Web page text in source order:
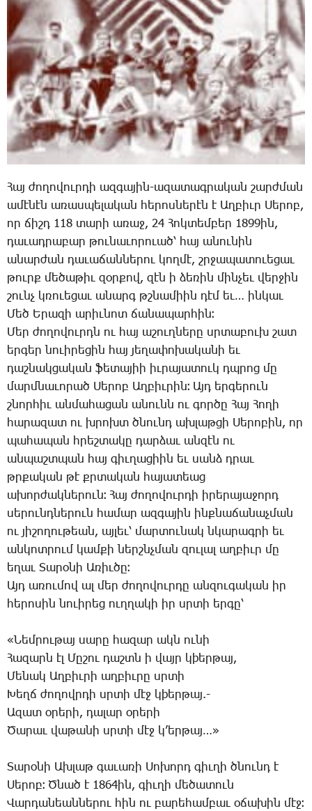
­Հայ ժո­ղո­վուր­դի ազ­գա­յին-ա­զա­տագ­րա­կան շարժ­ման
ա­մէ­նէն ա­ռաս­պե­լա­կան հե­րոս­նե­րէն է Աղ­բիւր ­Սե­րոբ,
որ ճիշդ 118 տա­րի ա­ռաջ, 24 ­Հոկ­տեմ­բեր 1899ին,
դա­ւադ­րա­բար թու­նա­ւո­րո­ւած՝ հայ ա­նու­նին
ա­նար­ժան դա­ւա­ճան­նե­րու կող­մէ, շրջա­պա­տո­ւե­ցաւ
թուրք մե­ծա­թիւ զօր­քով, զէն ի ձե­ռին մին­չեւ վեր­ջին
շունչ կռո­ւե­ցաւ ա­նարգ թշնա­միին դէմ եւ… ին­կաւ
­Մեծ Ե­րա­զի ա­րիւ­նոտ ճա­նա­պար­հին։
­Մեր ժո­ղո­վուրդն ու հայ ա­շուղ­նե­րը սրտա­բուխ շատ
եր­գեր նո­ւի­րե­ցին հայ յե­ղա­փո­խա­կա­նի եւ
դաշ­նակ­ցա­կան ֆե­տա­յիի իւ­րա­յա­տուկ դպրոց մը
մարմ­նա­ւո­րած ­Սե­րոբ Աղ­բիւ­րին։ Այդ եր­գե­րուն
շնոր­հիւ ան­մա­հա­ցան ա­նունն ու գոր­ծը ­Հայ ­Հո­ղի
հա­րա­զատ ու խրոխտ ծնունդ ախ­լաթ­ցի ­Սե­րո­բին, որ
պա­հա­պան հրեշ­տա­կը դար­ձաւ ան­զէն ու
ան­պաշտ­պան հայ գիւ­ղա­ցիին եւ սանձ դրաւ
թրքա­կան թէ քրտա­կան հա­յա­տեաց
ա­խոր­ժակ­նե­րուն։ ­Հայ ժո­ղո­վուր­դի ի­րե­րա­յա­ջորդ
սե­րունդ­նե­րուն հա­մար ազ­գա­յին ինք­նա­ճա­նաչ­ման
ու յի­շո­ղու­թեան, այ­լեւ՝ մար­տու­նակ նկա­րագ­րի եւ
ան­կոտ­րում կամ­քի ներշնչման զու­լալ աղ­բիւր մը
ե­ղաւ ­Տա­րօ­նի Ա­ռիւ­ծը։
Այդ ա­ռու­մով ալ մեր ժո­ղո­վուր­դը ան­զու­գա­կան իր
հե­րո­սին նո­ւի­րեց ուղ­ղա­կի իր սրտի եր­գը՝
«­Նեմ­րու­թայ սա­րը հա­զար ակն ու­նի
­Հա­զարն էլ ­Մը­շու դաշտն ի վայր կ­þեր­թայ,
­Մե­նակ Աղ­բիւ­րի աղ­բիւ­րը սրտի
­Խեղճ ժո­ղովր­դի սրտի մէջ կ­þեր­թայ.-
Ա­զատ օ­րե­րի, դա­լար օ­րե­րի
­Ծա­րաւ վա­թա­նի սրտի մէջ կ­’եր­թայ…»
­Տա­րօ­նի Ախ­լաթ գա­ւա­ռի ­Սո­խորդ գիւ­ղի ծնունդ է
­Սե­րոբ։ Ծ­նած է 1864ին, գիւ­ղի մե­ծա­տուն
­Վար­դա­նեան­նե­րու հին ու բա­րե­համ­բաւ օ­ճա­խին մէջ։